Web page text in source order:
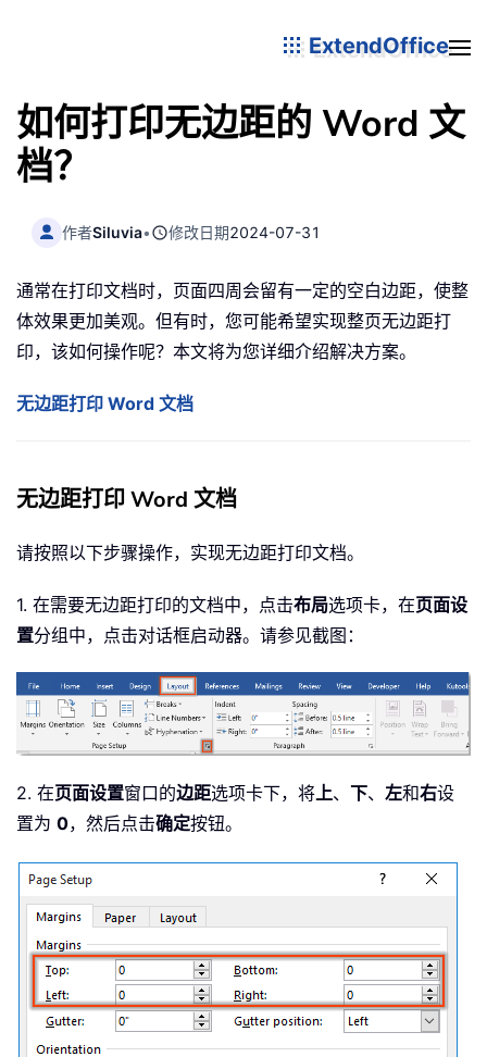
ExtendOffice
如何打印无边距的 Word 文
档？
作者Siluvia• 修改日期2024-07-31
通常在打印文档时，页面四周会留有一定的空白边距，使整
体效果更加美观。但有时，您可能希望实现整页无边距打
印，该如何操作呢？本文将为您详细介绍解决方案。
无边距打印 Word 文档
无边距打印 Word 文档
请按照以下步骤操作，实现无边距打印文档。
1. 在需要无边距打印的文档中，点击布局选项卡，在页面设
置分组中，点击对话框启动器。请参见截图：
2. 在页面设置窗口的边距选项卡下，将上、 下、 左和右设
置为 0，然后点击确定按钮。